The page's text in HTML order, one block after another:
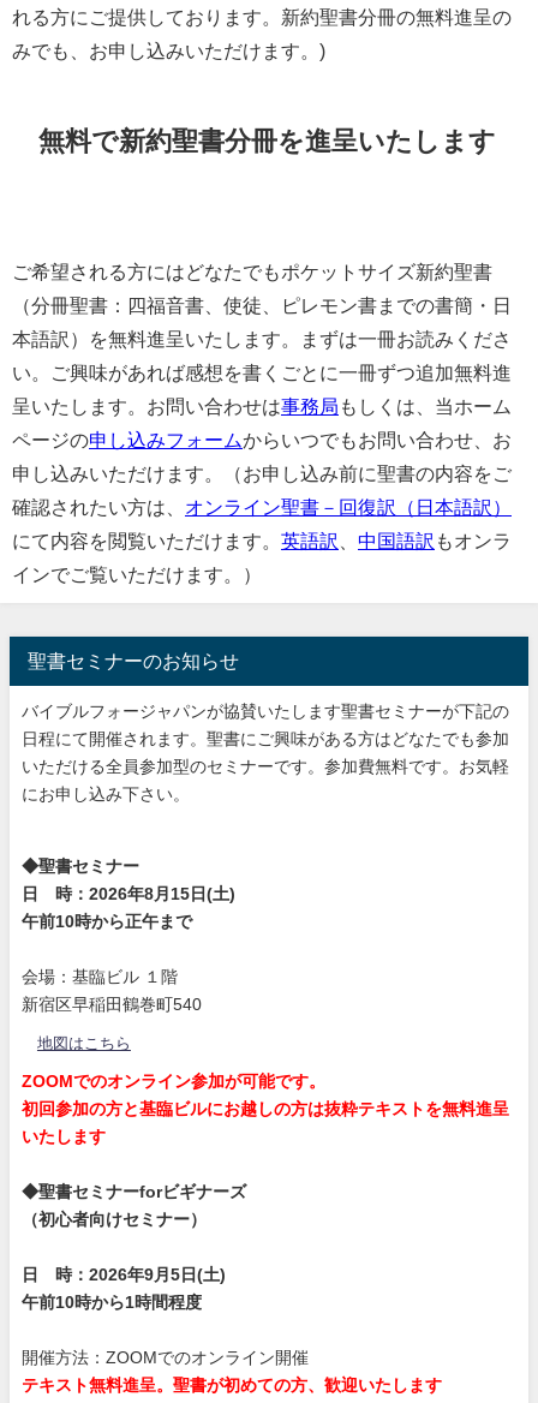
れる方にご提供しております。新約聖書分冊の無料進呈の
みでも、お申し込みいただけます。)
無料で新約聖書分冊を進呈いたします
ご希望される方にはどなたでもポケットサイズ新約聖書
（分冊聖書：四福音書、使徒、ピレモン書までの書簡・日
本語訳）を無料進呈いたします。まずは一冊お読みくださ
い。ご興味があれば感想を書くごとに一冊ずつ追加無料進
呈いたします。お問い合わせは事務局 もしくは、当ホーム
ページの申し込みフォームからいつでもお問い合わせ、お
申し込みいただけます。（お申し込み前に聖書の内容をご
確認されたい方は、 オンライン聖書－回復訳（日本語訳）
にて内容を閲覧いただけます。 英語訳 中国語訳 もオンラ
インでご覧いただけます。）
聖書セミナーのお知らせ
バイブルフォージャパンが協賛いたします聖書セミナーが下記の
日程にて開催されます。聖書にご興味がある方はどなたでも参加
いただける全員参加型のセミナーです。参加費無料です。お気軽
にお申し込み下さい。
◆聖書セミナー
日 時：2026年8月15日(土)
午前10時から正午まで
会場：基臨ビル １階
新宿区早稲田鶴巻町540
地図はこちら
ZOOMでのオンライン参加が可能です。
初回参加の方と基臨ビルにお越しの方は抜粋テキストを無料進呈
いたします
◆聖書セミナーforビギナーズ
（初心者向けセミナー）
日 時：2026年9月5日(土)
午前10時から1時間程度
開催方法：ZOOMでのオンライン開催
テキスト無料進呈。聖書が初めての方、歓迎いたします